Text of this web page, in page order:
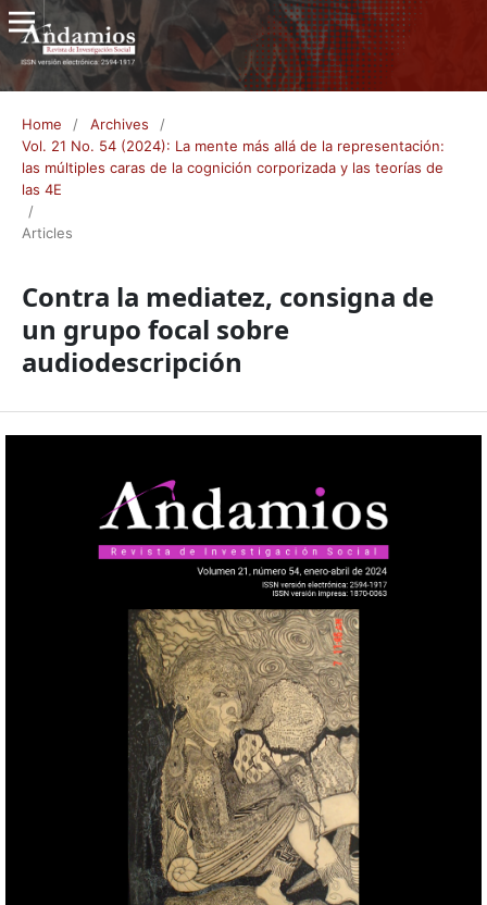
Home / Archives
/
Vol. 21 No. 54 (2024): La mente más allá de la representación:
las múltiples caras de la cognición corporizada y las teorías de
las 4E
/
Articles
Contra la mediatez, consigna de
un grupo focal sobre
audiodescripción